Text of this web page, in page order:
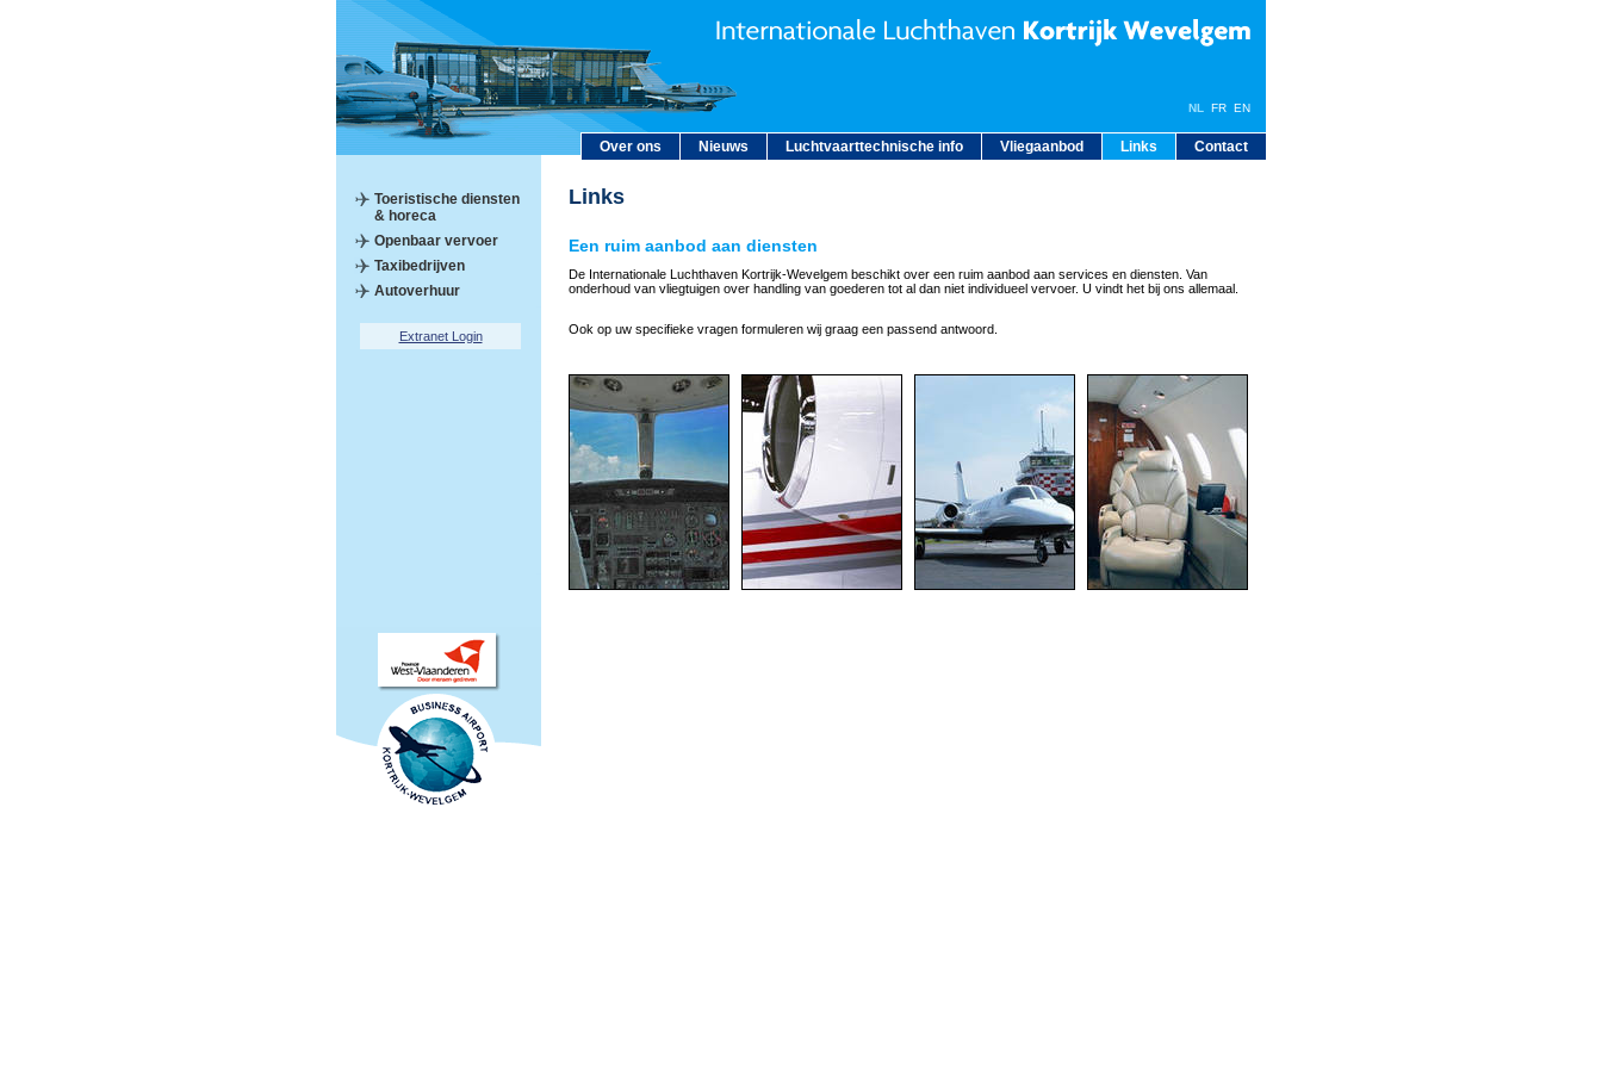
Over ons Nieuws Luchtvaarttechnische info Vliegaanbod Links Contact
NL FR EN
Toeristische diensten
& horeca
Openbaar vervoer
Taxibedrijven
Autoverhuur
Extranet Login
Links
Een ruim aanbod aan diensten
De Internationale Luchthaven Kortrijk-Wevelgem beschikt over een ruim aanbod aan services en diensten. Van
onderhoud van vliegtuigen over handling van goederen tot al dan niet individueel vervoer. U vindt het bij ons allemaal.
Ook op uw specifieke vragen formuleren wij graag een passend antwoord.